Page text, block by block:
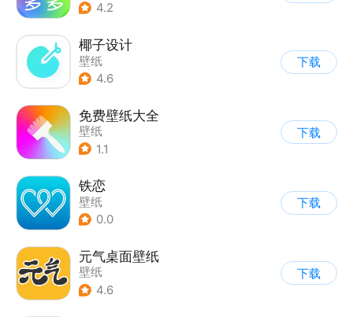
4.2
椰子设计
壁纸
4.6
下载
免费壁纸大全
壁纸
1.1
下载
铁恋
壁纸
0.0
下载
元气桌面壁纸
壁纸
4.6
下载